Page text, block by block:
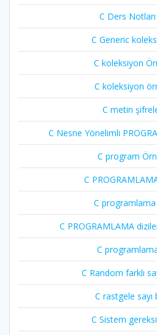
C Ders
C Generic
C koleksiyon
C koleksiyon
C metin
C Nesne Yönelimli
C program
C
C
C PROGRAMLAMA
C
C Random farklı
C rastgele sayı
C Sistem